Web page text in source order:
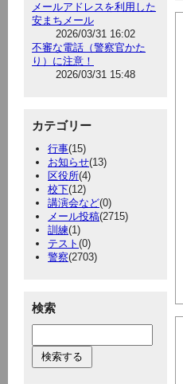
メールアドレスを利用した
安まちメール
2026/03/31 16:02
不審な電話（警察官かた
り）に注意！
2026/03/31 15:48
カテゴリー
行事(15)
お知らせ(13)
区役所(4)
校下(12)
講演会など(0)
メール投稿(2715)
訓練(1)
テスト (0)
警察(2703)
検索